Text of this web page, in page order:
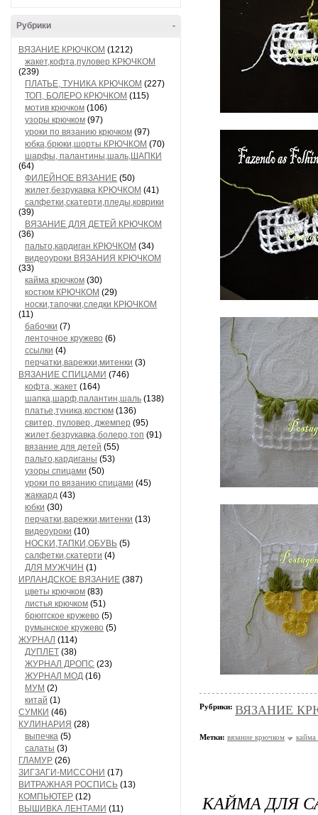
-
Рубрики
ВЯЗАНИЕ КРЮЧКОМ (1212)
жакет,кофта,пуловер КРЮЧКОМ
(239)
ПЛАТЬЕ, ТУНИКА КРЮЧКОМ (227)
ТОП, БОЛЕРО КРЮЧКОМ (115)
мотив крючком (106)
узоры крючком (97)
уроки по вязанию крючком (97)
юбка,брюки,шорты КРЮЧКОМ (70)
шарфы, палантины,шаль,ШАПКИ
(64)
ФИЛЕЙНОЕ ВЯЗАНИЕ (50)
жилет,безрукавка КРЮЧКОМ (41)
салфетки,скатерти,пледы,коврики
(39)
ВЯЗАНИЕ ДЛЯ ДЕТЕЙ КРЮЧКОМ
(36)
пальто,кардиган КРЮЧКОМ (34)
видеоуроки ВЯЗАНИЯ КРЮЧКОМ
(33)
кайма крючком (30)
костюм КРЮЧКОМ (29)
носки,тапочки,следки КРЮЧКОМ
(11)
бабочки (7)
ленточное кружево (6)
ссылки (4)
перчатки,варежки,митенки (3)
ВЯЗАНИЕ СПИЦАМИ (746)
кофта, жакет (164)
шапка,шарф,палантин,шаль (138)
платье,туника,костюм (136)
свитер, пуловер, джемпер (95)
жилет,безрукавка,болеро,топ (91)
вязание для детей (55)
пальто,кардиганы (53)
узоры спицами (50)
уроки по вязанию спицами (45)
жаккард (43)
юбки (30)
перчатки,варежки,митенки (13)
видеоуроки (10)
НОСКИ,ТАПКИ,ОБУВЬ (5)
салфетки,скатерти (4)
ДЛЯ МУЖЧИН (1)
ИРЛАНДСКОЕ ВЯЗАНИЕ (387)
цветы крючком (83)
листья крючком (51)
брюггское кружево (5)
румынское кружево (5)
ЖУРНАЛ (114)
ДУПЛЕТ (38)
ЖУРНАЛ ДРОПС (23)
ЖУРНАЛ МОД (16)
МУМ (2)
китай (1)
СУМКИ (46)
КУЛИНАРИЯ (28)
выпечка (5)
салаты (3)
ГЛАМУР (26)
ЗИГЗАГИ-МИССОНИ (17)
ВИТРАЖНАЯ РОСПИСЬ (13)
КОМПЬЮТЕР (12)
ВЫШИВКА ЛЕНТАМИ (11)
Рубрики: ВЯЗАНИЕ
Метки: вязание крючком
КАЙМА ДЛЯ